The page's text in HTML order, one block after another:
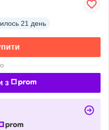
21 день
з